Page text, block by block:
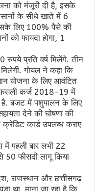
को मंजूरी दी है, इसके
के सीधे खाते में 6
लिए 100% पैसे की
को फायदा होगा, 1
रुपये प्रति वर्ष मिलेंगे. तीन
गोयल ने कहा कि
योजना के लिए आवंटित
फसली कर्ज 2018-19 में
है. बजट में पशुपालन के लिए
देने की घोषणा की
कार्ड उपलब्ध कराए
पहली बार लभी 22
50 फीसदी लागू किया
राजस्थान और छत्तीसगढ़
था. माना जा रहा है कि